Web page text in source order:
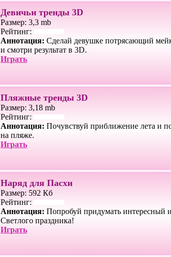
Девичьи тренды 3D
Размер: 3,3 mb
Рейтинг:
Аннотация: Сделай девушке потрясающий
и смотри результат в 3D.
Играть
Пляжные тренды 3D
Размер: 3,18 mb
Рейтинг:
Аннотация: Почувствуй приближение лета и
на пляже.
Играть
Наряд для Пасхи
Размер: 592 Кб
Рейтинг:
Аннотация: Попробуй придумать интересный
Светлого праздника!
Играть